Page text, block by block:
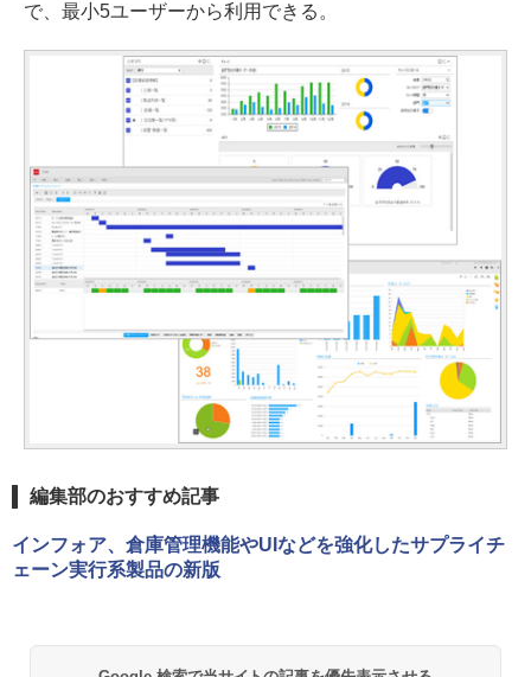
で、最小5ユーザーから利用できる。
編集部のおすすめ記事
インフォア、倉庫管理機能やUIなどを強化したサプライチ
ェーン実行系製品の新版